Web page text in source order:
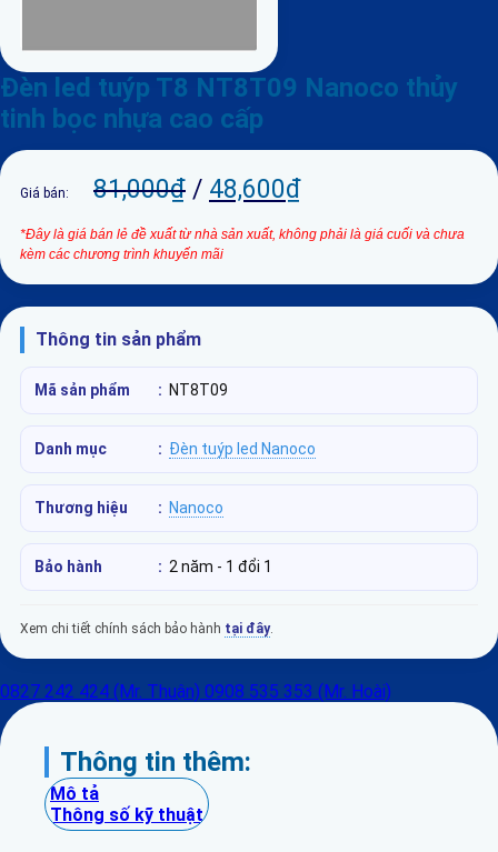
Đèn led tuýp T8 NT8T09 Nanoco thủy
tinh bọc nhựa cao cấp
Giá bán: 81,000₫ / 48,600₫
*Đây là giá bán lẻ đề xuất từ nhà sản xuất, không phải là giá cuối và chưa
kèm các chương trình khuyến mãi
Thông tin sản phẩm
Mã sản phẩm : NT8T09
Danh mục : Đèn tuýp led Nanoco
Thương hiệu : Nanoco
Bảo hành : 2 năm - 1 đổi 1
Xem chi tiết chính sách bảo hành tại đây.
0827 242 424 (Mr. Thuận) 0908 535 353 (Mr. Hoài)
Thông tin thêm:
Mô tả
Thông số kỹ thuật